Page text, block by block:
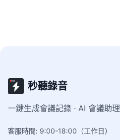
秒聽錄音
一鍵生成會議記錄 · AI 會議助理
客服時間: 9:00-18:00（工作日）